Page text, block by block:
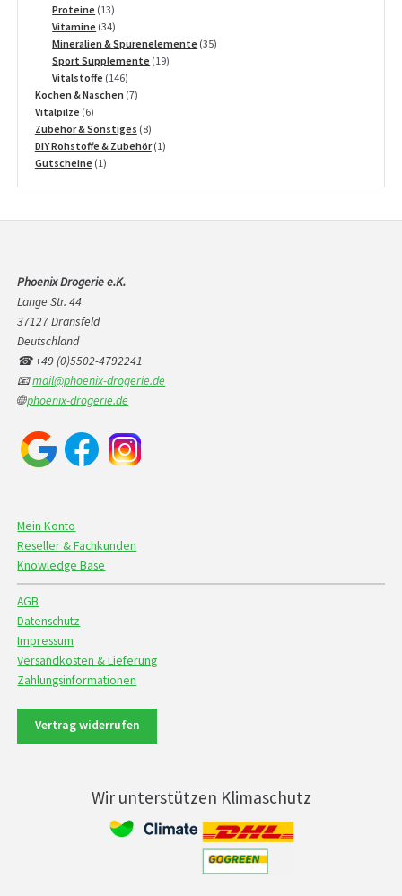
Proteine 1313
Produkte
Vitamine 3434
Produkte
Mineralien & Spurenelemente 3535
Sport Supplemente 1919
Vitalstoffe 146146
Produkte
Kochen & Naschen 77
Vitalpilze 66
Produkte
Zubehör & Sonstiges 88
Produkte
DIY Rohstoffe & Zubehör 11
Gutscheine 11
Phoenix Drogerie e.K.
Lange Str. 44
37127 Dransfeld
Deutschland
☎ +49 (0)5502-4792241
📧mail@phoenix-drogerie.de
🌐phoenix-drogerie.de
Mein Konto
Reseller & Fachkunden
Knowledge Base
AGB
Datenschutz
Impressum
Versandkosten & Lieferung
Zahlungsinformationen
Vertrag widerrufen
Wir unterstützen Klimaschutz